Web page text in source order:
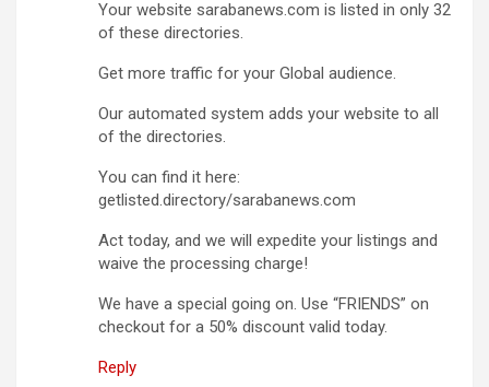
Your website sarabanews.com is listed in only 32
of these directories.
Get more traffic for your Global audience.
Our automated system adds your website to all
of the directories.
You can find it here:
getlisted.directory/sarabanews.com
Act today, and we will expedite your listings and
waive the processing charge!
We have a special going on. Use “FRIENDS” on
checkout for a 50% discount valid today.
Reply